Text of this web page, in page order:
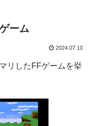
ーム
2024.07.10
リしたFFゲームを挙